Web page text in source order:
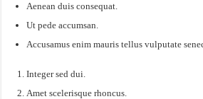
Aenean duis consequat.
Ut pede accumsan.
Accusamus enim mauris tellus vulputate
Integer sed dui.
Amet scelerisque rhoncus.